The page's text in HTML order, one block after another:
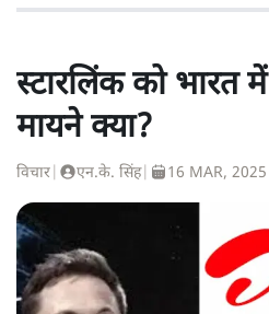
स्टारलिंक को भारत
मायने क्या?
विचार एन.के. सिंह| 16 MAR, 2025